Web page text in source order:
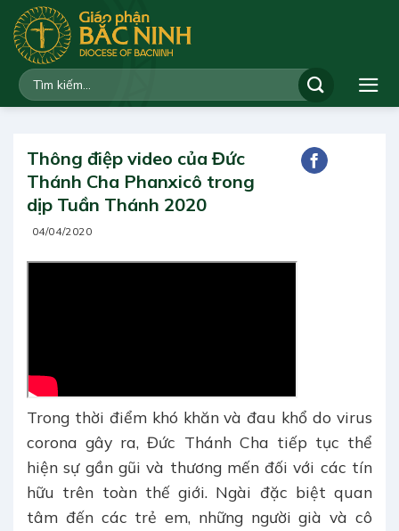
qua
dung
Thông điệp video của Đức
Thánh Cha Phanxicô trong
dịp Tuần Thánh 2020
04/04/2020
Trong thời điểm khó khăn và đau khổ do virus
corona gây ra, Đức Thánh Cha tiếp tục thể
hiện sự gần gũi và thương mến đối với các tín
hữu trên toàn thế giới. Ngài đặc biệt quan
tâm đến các trẻ em, những người già và cô